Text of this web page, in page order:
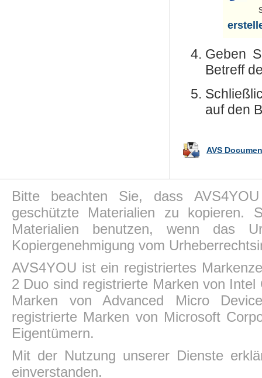
Geben
Betreff
auf den
AVS
Bitte beachten Sie, dass
geschützte Materialien zu kopieren.
Materialien benutzen, wenn das
Kopiergenehmigung vom
AVS4YOU ist ein registriertes
2 Duo sind registrierte Marken von
Marken von Advanced Micro
registrierte Marken von Microsoft
Eigentümern.
Mit der Nutzung unserer Dienste
einverstanden.